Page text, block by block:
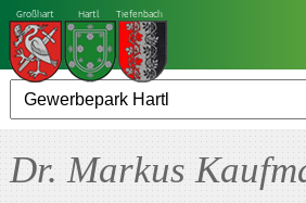
Großhart Hartl Tiefenbach
Dr. Markus